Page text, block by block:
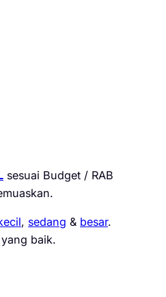
sesuai Budget / RAB
, sedang & besar.
baik.